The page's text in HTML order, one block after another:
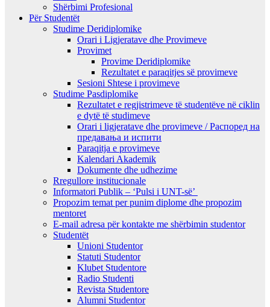
Shërbimi Profesional
Për Studentët
Studime Deridiplomike
Orari i Ligjeratave dhe Provimeve
Provimet
Provime Deridiplomike
Rezultatet e paraqitjes së provimeve
Sesioni Shtese i provimeve
Studime Pasdiplomike
Rezultatet e regjistrimeve të studentëve në ciklin
e dytë të studimeve
Orari i ligjeratave dhe provimeve / Распоред на
предавањa и испити
Paraqitja e provimeve
Kalendari Akademik
Dokumente dhe udhezime
Rregullore institucionale
Informatori Publik – ‘Pulsi i UNT-së’
Propozim temat per punim diplome dhe propozim
mentoret
E-mail adresa për kontakte me shërbimin studentor
Studentët
Unioni Studentor
Statuti Studentor
Klubet Studentore
Radio Studenti
Revista Studentore
Alumni Studentor